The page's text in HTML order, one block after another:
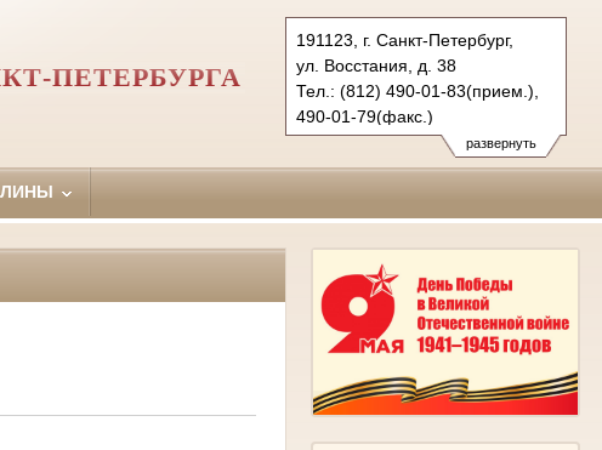
развернуть
191123, г. Санкт-Петербург,
ул. Восстания, д. 38
Тел.: (812) 490-01-83(прием.),
490-01-79(факс.)
dzerzhinsky.spb@sudrf.ru
ПЕТЕРБУРГА